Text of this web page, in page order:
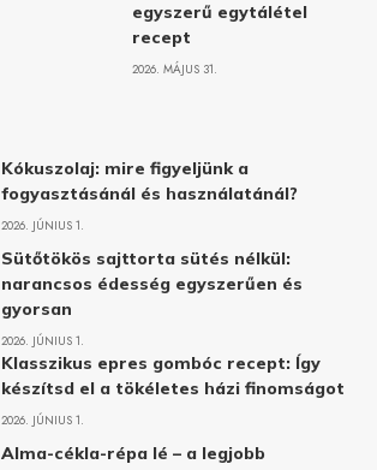
egyszerű egytálétel
recept
2026. MÁJUS 31.
Kókuszolaj: mire figyeljünk a
fogyasztásánál és használatánál?
2026. JÚNIUS 1.
Sütőtökös sajttorta sütés nélkül:
narancsos édesség egyszerűen és
gyorsan
2026. JÚNIUS 1.
Klasszikus epres gombóc recept: Így
készítsd el a tökéletes házi finomságot
2026. JÚNIUS 1.
Alma-cékla-répa lé – a legjobb